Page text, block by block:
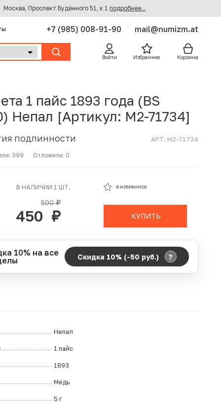
Москва, Проспект Будённого 51, к 1 подробнее...
+7 (985) 008-91-90 mail@numizm.at
Войти Избранное Корзина
1 пайс 1893 года (BS
Непал [Артикул: M2-71734]
ПОДЛИННОСТИ АРТ. M2-71734
399 Отложили: 0
В НАЛИЧИИ 1 ШТ.
500руб.
450 руб.
В ИЗБРАННОЕ
КУПИТЬ
10% на все
Скидка 10% (-50 руб.) ?
Непал
1 пайс
1893
Медь
5 г